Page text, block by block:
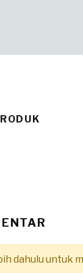
dahulu untuk